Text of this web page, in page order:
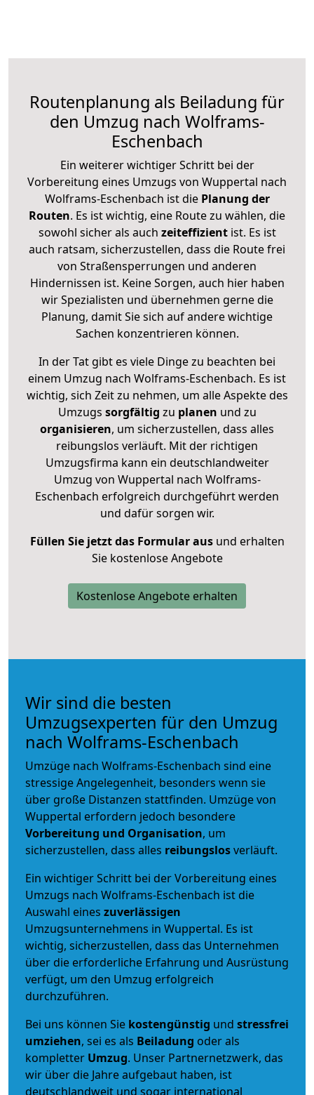
Routenplanung als Beiladung für
den Umzug nach Wolframs-
Eschenbach
Ein weiterer wichtiger Schritt bei der
Vorbereitung eines Umzugs von Wuppertal nach
Wolframs-Eschenbach ist diePlanung der
Routen. Es ist wichtig, eine Route zu wählen, die
sowohl sicher als auch zeiteffizientist. Es ist
auch ratsam, sicherzustellen, dass die Route frei
von Straßensperrungen und anderen
Hindernissen ist. Keine Sorgen, auch hier haben
wir Spezialisten und übernehmen gerne die
Planung, damit Sie sich auf andere wichtige
Sachen konzentrieren können.
In der Tat gibt es viele Dinge zu beachten bei
einem Umzug nach Wolframs-Eschenbach. Es ist
wichtig, sich Zeit zu nehmen, um alle Aspekte des
Umzugs sorgfältig zu planen und zu
organisieren, um sicherzustellen, dass alles
reibungslos verläuft. Mit der richtigen
Umzugsfirma kann ein deutschlandweiter
Umzug von Wuppertal nach Wolframs-
Eschenbach erfolgreich durchgeführt werden
und dafür sorgen wir.
Füllen Sie jetzt das Formular ausund erhalten
Sie kostenlose Angebote
Kostenlose Angebote erhalten
Wir sind die besten
Umzugsexperten für den Umzug
nach Wolframs-Eschenbach
Umzüge nach Wolframs-Eschenbach sind eine
stressige Angelegenheit, besonders wenn sie
über große Distanzen stattfinden. Umzüge von
Wuppertal erfordern jedoch besondere
Vorbereitung und Organisation, um
sicherzustellen, dass alles reibungslosverläuft.
Ein wichtiger Schritt bei der Vorbereitung eines
Umzugs nach Wolframs-Eschenbach ist die
Auswahl eines zuverlässigen
Umzugsunternehmens in Wuppertal. Es ist
wichtig, sicherzustellen, dass das Unternehmen
über die erforderliche Erfahrung und Ausrüstung
verfügt, um den Umzug erfolgreich
durchzuführen.
Bei uns können Sie kostengünstig und stressfrei
umziehen, sei es als Beiladung oder als
kompletter Umzug. Unser Partnernetzwerk, das
wir über die Jahre aufgebaut haben, ist
deutschlandweit und sogar international